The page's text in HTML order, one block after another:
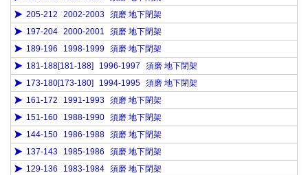
205-212
2002-2003 須磨 地下閉架
197-204 2000-2001
須磨 地下閉架
189-196
1998-1999 須磨 地下閉架
181-188[181-188]
1996-1997
須磨 地下閉架
173-180[173-180]
1994-1995 須磨 地下閉架
161-172
1991-1993 須磨 地下閉架
151-160
1988-1990 須磨 地下閉架
144-150
1986-1988 須磨 地下閉架
137-143
1985-1986
須磨 地下閉架
129-136
1983-1984 須磨 地下閉架